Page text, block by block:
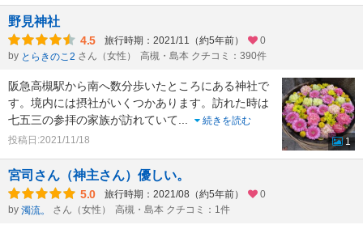
野見神社
4.5 旅行時期：2021/11（約5年前）
0
by とらきのこ2 さん（女性） 高槻・島本 クチコミ：390件
阪急高槻駅から南へ数分歩いたところにある神社で
す。境内には摂社がいくつかあります。訪れた時は
七五三の参拝の家族が訪れていて
続きを読む
投稿日:2021/11/18
1
宮司さん（神主さん）優しい。
5.0 旅行時期：2021/08（約5年前）
0
by 濁流。 さん（女性） 高槻・島本 クチコミ：1件